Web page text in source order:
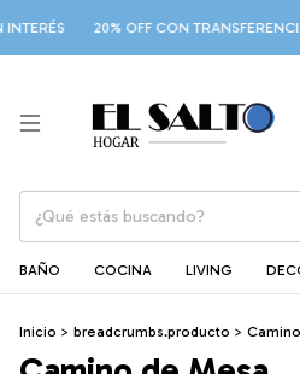
20% OFF CON
BAÑO COCINA LIVING
Inicio > breadcrumbs.producto >